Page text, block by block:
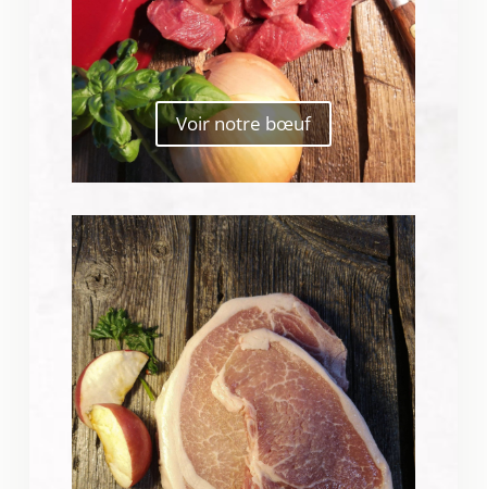
Voir notre bœuf